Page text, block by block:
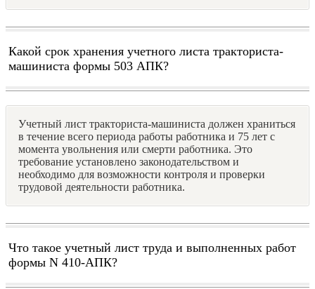
Какой срок хранения учетного листа тракториста-
машиниста формы 503 АПК?
Учетный лист тракториста-машиниста должен храниться
в течение всего периода работы работника и 75 лет с
момента увольнения или смерти работника. Это
требование установлено законодательством и
необходимо для возможности контроля и проверки
трудовой деятельности работника.
Что такое учетный лист труда и выполненных работ
формы N 410-АПК?